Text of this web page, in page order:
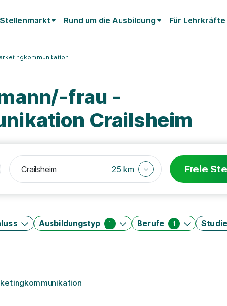
Stellenmarkt Rund um die Ausbildung Für Lehrkräfte
frau -
Crailsheim
25 km Freie
Ausbildungstyp 1 Berufe 1